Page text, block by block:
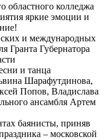
областного колледжа
яркие эмоции и
и международных
Гранта Губернатора
и танца
Шарафутдинова,
Попов, Владислава
ансамбля Артем
баянисты, приняв
– московской